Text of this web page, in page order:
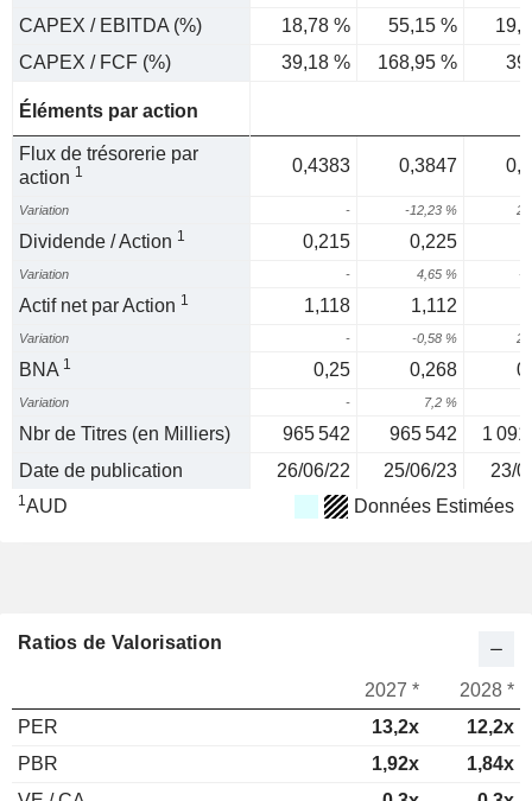
CAPEX / EBITDA (%)
18,78 % 55,15 %
CAPEX / FCF (%)
39,18 % 168,95 %
Éléments par action
Flux de trésorerie par
action 1 0,4383 0,3847
Variation - -12,23 %
Dividende / Action 1 0,215 0,225
Variation - 4,65 % -
Actif net par Action 1 1,118 1,112
Variation - -0,58 %
BNA 1 0,25 0,268
Variation - 7,2 %
Nbr de Titres (en Milliers) 965 542 965 542
1
Date de publication
26/06/22 25/06/23 23/
1AUD Données Estimées
Ratios de Valorisation
2027 *
2028 *
PER
13,2x
12,2x
PBR
1,92x
1,84x